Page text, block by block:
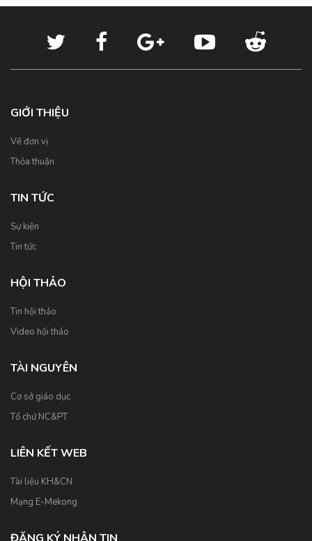
GIỚI THIỆU
Về đơn vị
Thỏa thuận
TIN TỨC
Sự kiện
Tin tức
HỘI THẢO
Tin hội thảo
Video hội thảo
TÀI NGUYÊN
Cơ sở giáo dục
Tổ chứ NC&PT
LIÊN KẾT WEB
Tài liệu KH&CN
Mạng E-Mekong